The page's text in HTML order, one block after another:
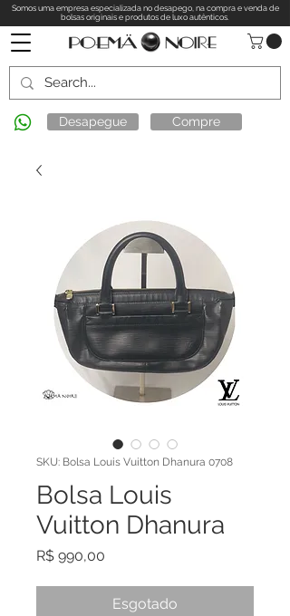
Somos uma empresa especializada no desapego, na compra e venda de
bolsas originais e produtos de luxo autênticos.
Desapegue Compre
SKU: Bolsa Louis Vuitton Dhanura 0708
Bolsa Louis
Vuitton Dhanura
R$ 990,00
Esgotado